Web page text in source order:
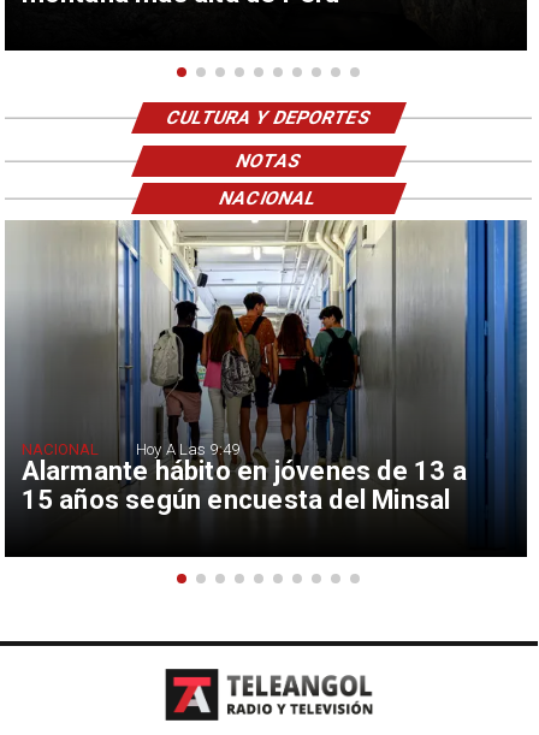
CULTURA Y DEPORTES
NOTAS
Alarmante hábito en jóvenes de 13 a
15 años según encuesta del Minsal
NACIONAL Hoy A Las 9:49
NACIONAL